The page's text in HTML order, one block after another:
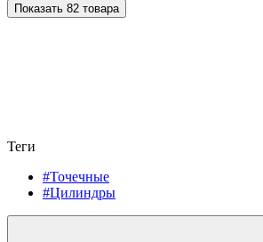
Показать 82 товара
Теги
#Точечные
#Цилиндры